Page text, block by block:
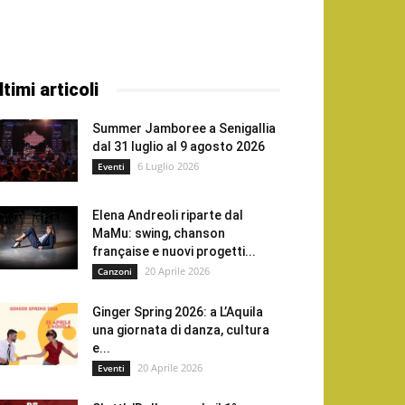
articoli
Summer Jamboree a Senigallia
dal 31 luglio al 9 agosto 2026
Eventi 6 Luglio 2026
Elena Andreoli riparte dal
MaMu: swing, chanson
française e nuovi progetti...
Canzoni 20 Aprile 2026
Ginger Spring 2026: a L’Aquila
una giornata di danza, cultura
e...
Eventi 20 Aprile 2026